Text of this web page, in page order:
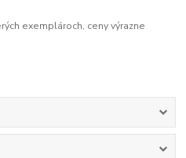
exemplároch, ceny výrazne